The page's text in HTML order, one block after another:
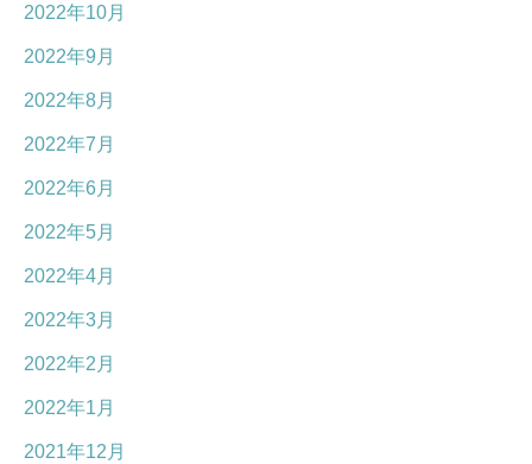
2022年10月
2022年9月
2022年8月
2022年7月
2022年6月
2022年5月
2022年4月
2022年3月
2022年2月
2022年1月
2021年12月